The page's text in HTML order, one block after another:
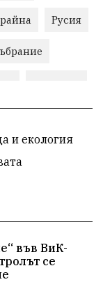
Русия
и екология
във ВиК-
се